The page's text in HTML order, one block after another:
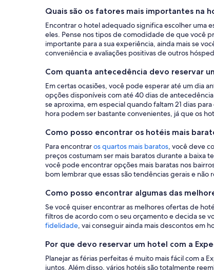
Quais são os fatores mais importantes na
Encontrar o hotel adequado significa escolher uma
eles. Pense nos tipos de comodidade de que você
importante para a sua experiência, ainda mais se
conveniência e avaliações positivas de outros
Com quanta antecedência devo reservar
Em certas ocasiões, você pode esperar até um dia
opções disponíveis com até 40 dias de
se aproxima, em especial quando faltam 21 dias
hora podem ser bastante convenientes, já que os
Como posso encontrar os hotéis mais
Para encontraros quartos mais baratos, você deve
preços costumam ser mais baratos durante a baixa
você pode encontrar opções mais baratas nos
bom lembrar que essas são tendências gerais e não
Como posso encontrar algumas das
Se você quiser encontrar as melhores ofertas de
filtros de acordo com o seu orçamento e decida se
fidelidade, vai conseguir ainda mais descontos em
Por que devo reservar um hotel com a
Planejar as férias perfeitas é muito mais fácil com a
juntos. Além disso, vários hotéis são totalmente